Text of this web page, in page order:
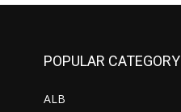
POPULAR CATEGORY
ALB